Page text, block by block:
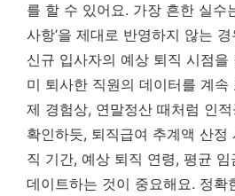
를 할 수 있어요. 가장 흔한 실수
사항’을 제대로 반영하지 않는
신규 입사자의 예상 퇴직 시점을
미 퇴사한 직원의 데이터를 계속
제 경험상, 연말정산 때처럼 인
확인하듯, 퇴직급여 추계액 산정
직 기간, 예상 퇴직 연령, 평균
데이트하는 것이 중요해요. 정확